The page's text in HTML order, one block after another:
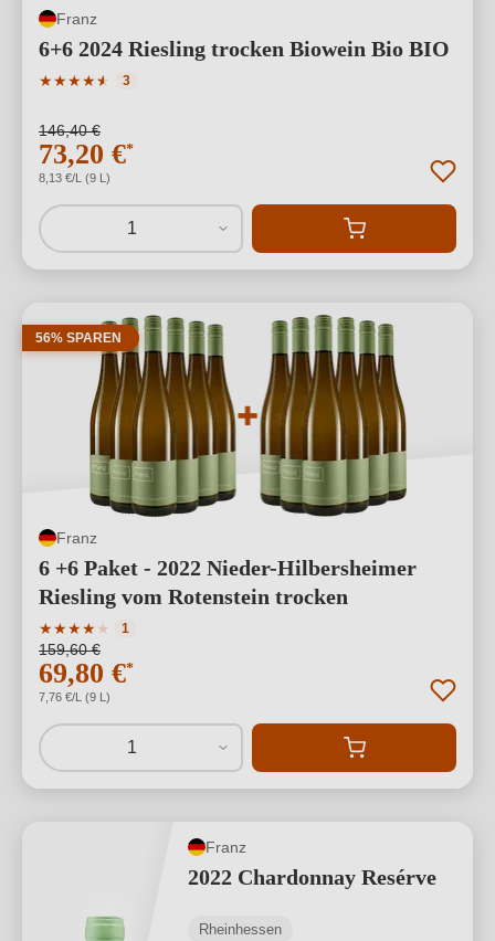
Franz
6+6 2024 Riesling trocken Biowein Bio BIO
★★★★★
★
Durchschnittliche Bewertung von 4.67 von 5 Sternen
3
146,40 €
73,20 €*
8,13 €/L (9 L)
1
56% SPAREN
Franz
6 +6 Paket - 2022 Nieder-Hilbersheimer
Riesling vom Rotenstein trocken
★★★★★
Durchschnittliche Bewertung von 4 von 5 Sternen
1
159,60 €
69,80 €*
7,76 €/L (9 L)
1
Franz
2022 Chardonnay Resérve
Rheinhessen